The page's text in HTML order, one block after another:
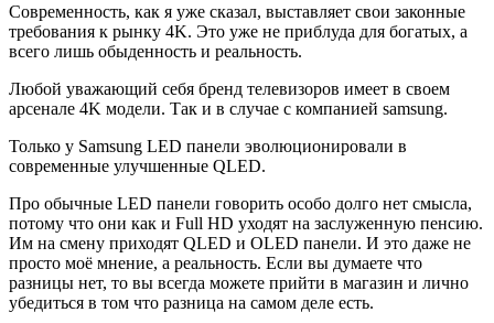
Современность, как я уже сказал, выставляет свои законные
требования к рынку 4K. Это уже не приблуда для богатых, а
всего лишь обыденность и реальность.
Любой уважающий себя бренд телевизоров имеет в своем
арсенале 4K модели. Так и в случае с компанией samsung.
Только у Samsung LED панели эволюционировали в
современные улучшенные QLED.
Про обычные LED панели говорить особо долго нет смысла,
потому что они как и Full HD уходят на заслуженную пенсию.
Им на смену приходят QLED и OLED панели. И это даже не
просто моё мнение, а реальность. Если вы думаете что
разницы нет, то вы всегда можете прийти в магазин и лично
убедиться в том что разница на самом деле есть.